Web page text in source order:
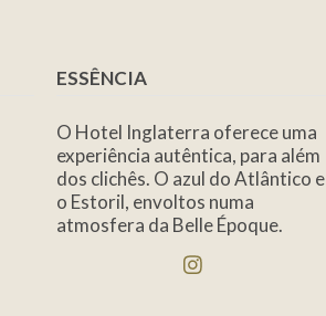
ESSÊNCIA
O Hotel Inglaterra oferece uma
experiência autêntica, para além
dos clichês. O azul do Atlântico e
o Estoril, envoltos numa
atmosfera da Belle Époque.